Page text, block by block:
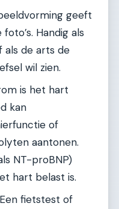
geeft
Handig als
als de arts de
wil zien.
is het hart
kan
of
aantonen.
NT-proBNP)
hart belast is.
Een fietstest of